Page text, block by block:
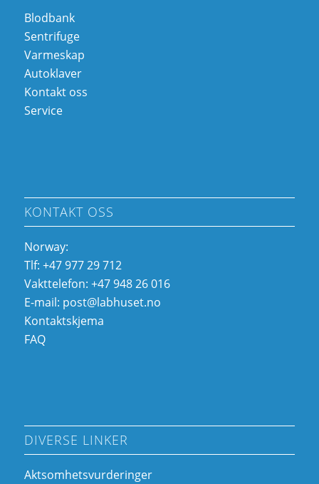
Blodbank
Sentrifuge
Varmeskap
Autoklaver
Kontakt oss
Service
KONTAKT OSS
Norway:
Tlf: +47 977 29 712
Vakttelefon: +47 948 26 016
E-mail: post@labhuset.no
Kontaktskjema
FAQ
DIVERSE LINKER
Aktsomhetsvurderinger